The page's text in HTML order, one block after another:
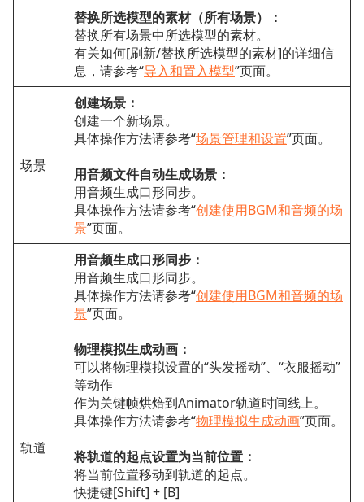
替换所选模型的素材（所有场景）：
替换所有场景中所选模型的素材。
有关如何[刷新/替换所选模型的素材]的详细信
息，请参考“导入和置入模型”页面。
场景
创建场景：
创建一个新场景。
具体操作方法请参考“场景管理和设置”页面。
用音频文件自动生成场景：
用音频生成口形同步。
具体操作方法请参考“创建使用BGM和音频的场
景”页面。
轨道
用音频生成口形同步：
用音频生成口形同步。
具体操作方法请参考“创建使用BGM和音频的场
景”页面。
物理模拟生成动画：
可以将物理模拟设置的“头发摇动”、“衣服摇动”
等动作
作为关键帧烘焙到Animator轨道时间线上。
具体操作方法请参考“物理模拟生成动画”页面。
将轨道的起点设置为当前位置：
将当前位置移动到轨道的起点。
快捷键[Shift] + [B]